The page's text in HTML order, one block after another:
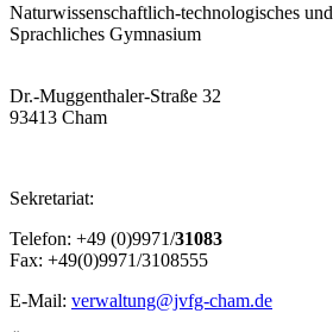
Naturwissenschaftlich-technologisches und
Sprachliches Gymnasium
Dr.-Muggenthaler-Straße 32
93413 Cham
Sekretariat:
Telefon: +49 (0)9971/31083
Fax: +49(0)9971/3108555
E-Mail: verwaltung@jvfg-cham.de